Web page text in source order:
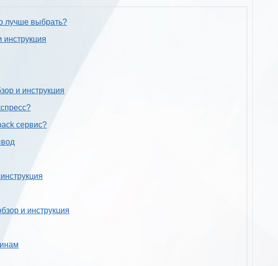
лучше выбрать?
инструкция
и инструкция
сервис?
и инструкция